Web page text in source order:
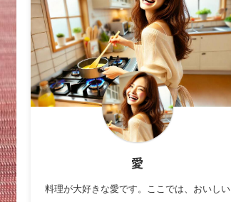
愛
料理が大好きな愛です。ここでは、おいしい